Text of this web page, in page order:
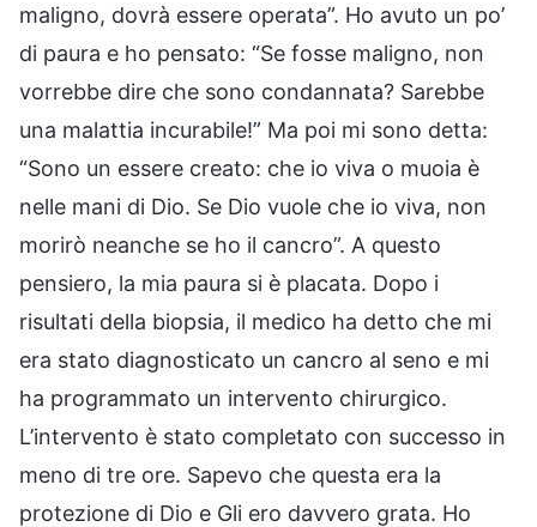
maligno, dovrà essere operata”. Ho avuto un po’
di paura e ho pensato: “Se fosse maligno, non
vorrebbe dire che sono condannata? Sarebbe
una malattia incurabile!” Ma poi mi sono detta:
“Sono un essere creato: che io viva o muoia è
nelle mani di Dio. Se Dio vuole che io viva, non
morirò neanche se ho il cancro”. A questo
pensiero, la mia paura si è placata. Dopo i
risultati della biopsia, il medico ha detto che mi
era stato diagnosticato un cancro al seno e mi
ha programmato un intervento chirurgico.
L’intervento è stato completato con successo in
meno di tre ore. Sapevo che questa era la
protezione di Dio e Gli ero davvero grata. Ho